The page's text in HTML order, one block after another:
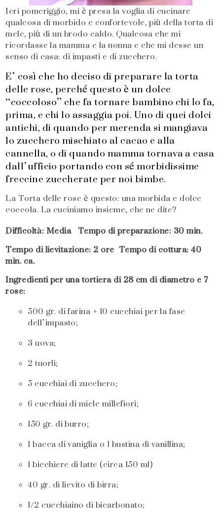
Ieri pomeriggio, mi è presa la voglia di cucinare
qualcosa di morbido e confortevole, più della torta di
mele, più di un brodo caldo. Qualcosa che mi
ricordasse la mamma e la nonna e che mi desse un
senso di casa: di impasti e di zucchero.
E’ così che ho deciso di preparare la torta
delle rose, perché questo è un dolce
“coccoloso” che fa tornare bambino chi lo fa,
prima, e chi lo assaggia poi. Uno di quei dolci
antichi, di quando per merenda si mangiava
lo zucchero mischiato al cacao e alla
cannella, o di quando mamma tornava a casa
dall’ufficio portando con sé morbidissime
freccine zuccherate per noi bimbe.
La Torta delle rose è questo: una morbida e dolce
coccola. La cuciniamo insieme, che ne dite?
Difficoltà: Media Tempo di preparazione: 30 min.
Tempo di lievitazione: 2 ore Tempo di cottura: 40
min. ca.
Ingredienti per una tortiera di 28 cm di diametro e 7
rose:
500 gr. di farina + 10 cucchiai per la fase
dell’impasto;
3 uova;
2 tuorli;
5 cucchiai di zucchero;
6 cucchiai di miele millefiori;
150 gr. di burro;
1 bacca di vaniglia o 1 bustina di vanillina;
1 bicchiere di latte (circa 150 ml)
40 gr. di lievito di birra;
1/2 cucchiaino di bicarbonato;